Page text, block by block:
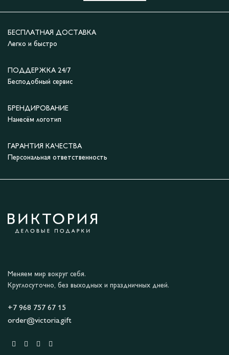
БЕСПЛАТНАЯ ДОСТАВКА
Легко и быстро
ПОДДЕРЖКА 24/7
Бесподобный сервис
БРЕНДИРОВАНИЕ
Нанесём логотип
ГАРАНТИЯ КАЧЕСТВА
Персональная ответственность
Меняем мир вокруг себя.
Круглосуточно, без выходных и праздничных дней.
+7 968 757 67 15
order@victoria.gift